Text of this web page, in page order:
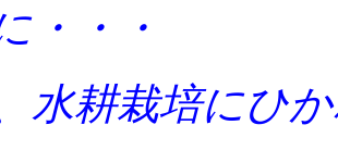
・・・
水耕栽培にひ